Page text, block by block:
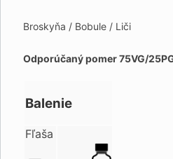
Broskyňa / Bobule / Liči
Odporúčaný pomer 75VG/
Balenie
Fľaša